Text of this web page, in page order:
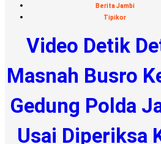
Berita Jambi
Tipikor
Video Detik
Masnah Busro
Gedung Polda
Usai Diperiksa